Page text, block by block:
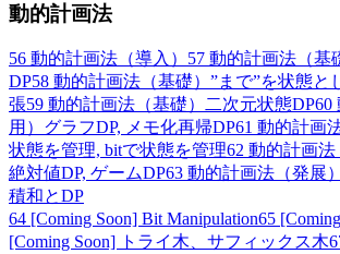
動的計画法
56 動的計画法（導入） 57 動的計画法（基
DP58 動的計画法（基礎）”まで”を状態と
張59 動的計画法（基礎）二次元状態DP60
用）グラフDP, メモ化再帰DP61 動的計画
状態を管理, bitで状態を管理62 動的計画法
絶対値DP, ゲームDP63 動的計画法（発展
積和とDP
64 [Coming Soon] Bit Manipulation65
[Coming Soon] トライ木、サフィックス木